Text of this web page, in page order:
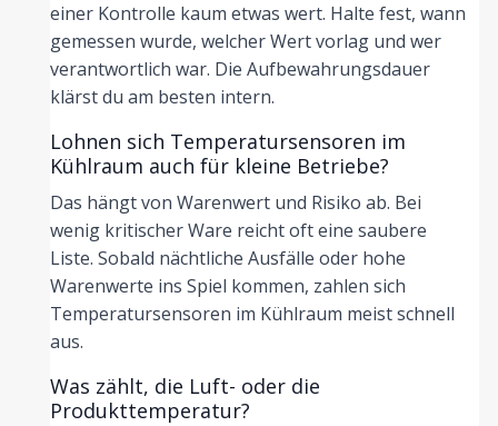
einer Kontrolle kaum etwas wert. Halte fest, wann
gemessen wurde, welcher Wert vorlag und wer
verantwortlich war. Die Aufbewahrungsdauer
klärst du am besten intern.
Lohnen sich Temperatursensoren im
Kühlraum auch für kleine Betriebe?
Das hängt von Warenwert und Risiko ab. Bei
wenig kritischer Ware reicht oft eine saubere
Liste. Sobald nächtliche Ausfälle oder hohe
Warenwerte ins Spiel kommen, zahlen sich
Temperatursensoren im Kühlraum meist schnell
aus.
Was zählt, die Luft- oder die
Produkttemperatur?